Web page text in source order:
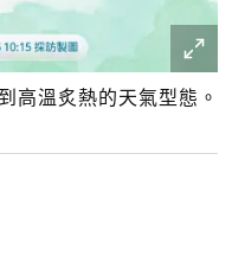
高溫炙熱的天氣型態。